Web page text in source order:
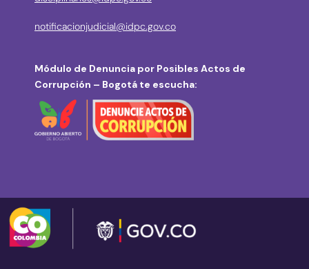
notificacionjudicial@idpc.gov.co
Módulo de Denuncia por Posibles Actos de
Corrupción – Bogotá te escucha: